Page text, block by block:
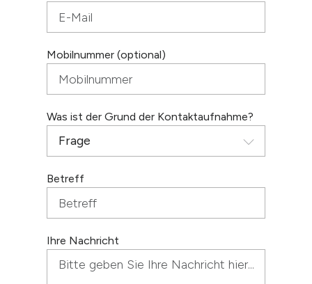
Mobilnummer (optional)
Was ist der Grund der Kontaktaufnahme?
Betreff
Ihre Nachricht